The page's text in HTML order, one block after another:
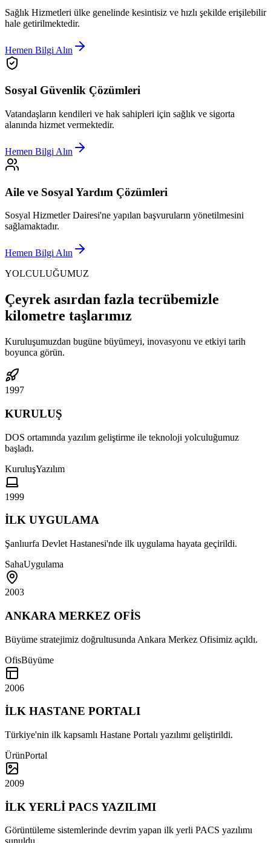
Sağlık Hizmetleri ülke genelinde kesintisiz ve hızlı şekilde erişilebilir
hale getirilmektedir.
Hemen Bilgi Alın
Sosyal Güvenlik Çözümleri
Vatandaşların kendileri ve hak sahipleri için sağlık ve sigorta
alanında hizmet vermektedir.
Hemen Bilgi Alın
Aile ve Sosyal Yardım Çözümleri
Sosyal Hizmetler Dairesi'ne yapılan başvuruların yönetilmesini
sağlamaktadır.
Hemen Bilgi Alın
YOLCULUĞUMUZ
Çeyrek asırdan fazla tecrübemizle
kilometre taşlarımız
Kuruluşumuzdan bugüne büyümeyi, inovasyonu ve etkiyi tarih
boyunca görün.
1997
KURULUŞ
DOS ortamında yazılım geliştirme ile teknoloji yolculuğumuz
başladı.
KuruluşYazılım
1999
İLK UYGULAMA
Şanlıurfa Devlet Hastanesi'nde ilk uygulama hayata geçirildi.
SahaUygulama
2003
ANKARA MERKEZ OFİS
Büyüme stratejimiz doğrultusunda Ankara Merkez Ofisimiz açıldı.
OfisBüyüme
2006
İLK HASTANE PORTALI
Türkiye'nin ilk kapsamlı Hastane Portalı yazılımı geliştirildi.
ÜrünPortal
2009
İLK YERLİ PACS YAZILIMI
Görüntüleme sistemlerinde devrim yapan ilk yerli PACS yazılımı